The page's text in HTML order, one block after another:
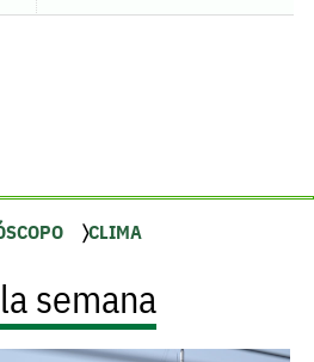
CLIMA
semana